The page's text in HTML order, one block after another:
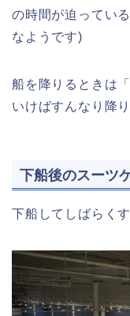
の時間が迫ってい
なようです)
船を降りるときは
いけばすんなり降
下船後のスーツ
下船してしばらく